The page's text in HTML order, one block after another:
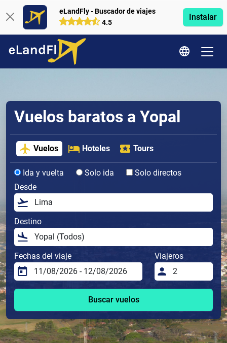
eLandFly - Buscador de viajes
4.5
Instalar
Vuelos baratos a Yopal
Vuelos Hoteles Tours
Ida y vuelta Solo ida
Solo directos
Desde
Destino
Fechas del viaje Viajeros
Buscar vuelos